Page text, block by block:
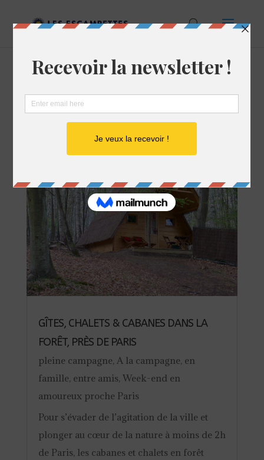
EN FAMILLE
GÎTES, CHALETS & CABANES DANS LA
FORÊT, PRÈS DE PARIS
pleine campagne, A la campagne, en
famille, entre amis, Week-end en
amoureux proche Paris
Pour s’évader de l’agitation de la ville et
plonger au cœur de la nature à moins de 2h
de Paris, les cabanes et chalets en forêt